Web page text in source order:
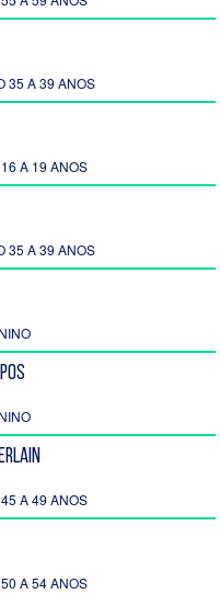
35 A 39 ANOS
A 19 ANOS
35 A 39 ANOS
A 49 ANOS
A 54 ANOS